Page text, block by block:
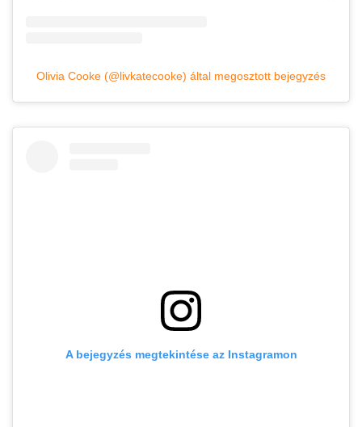
Olivia Cooke (@livkatecooke) által megosztott bejegyzés
A bejegyzés megtekintése az Instagramon